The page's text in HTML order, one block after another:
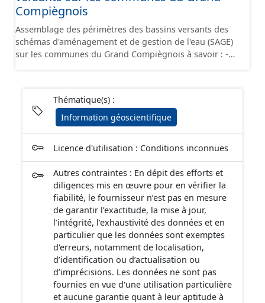
Compiègnois
Assemblage des périmètres des bassins versants des
schémas d'aménagement et de gestion de l'eau (SAGE)
sur les communes du Grand Compiègnois à savoir : -
gestion locale de l’eau pour un périmètre
hydrographique cohérent. Le SAGE est élaboré et mis
en œuvre par les acteurs locaux (élus, usagers,
de la commission locale de l’eau (CLE). Il établit un
projet pour une gestion concertée et collective de l’eau.
Il a une valeur réglementaire, cette procédure est
encadrée par l’État puisque ce sont les arrêtés
préfectoraux qui délimitent le périmètre, constituent la
composition de la CLE et approuvent le SAGE.
Thématique(s) :
Information géoscientifique
Licence d'utilisation : Conditions inconnues
Autres contraintes : En dépit des efforts et
diligences mis en œuvre pour en vérifier la
fiabilité, le fournisseur n’est pas en mesure
de garantir l’exactitude, la mise à jour,
l’intégrité, l’exhaustivité des données et en
particulier que les données sont exemptes
d'erreurs, notamment de localisation,
d’identification ou d’actualisation ou
d’imprécisions. Les données ne sont pas
fournies en vue d'une utilisation particulière
et aucune garantie quant à leur aptitude à